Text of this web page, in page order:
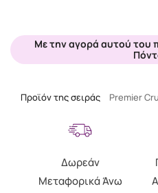
Με την αγορά αυτού του
Προϊόν της σειράς Premier Cru
Δωρεάν
Μεταφορικά Άνω